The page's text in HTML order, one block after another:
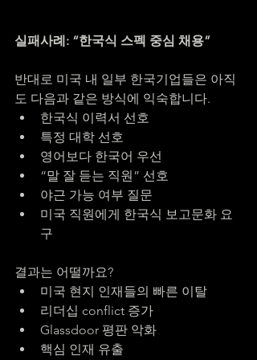
실패사례: “한국식 스펙 중심 채용”
반대로 미국 내 일부 한국기업들은 아직
도 다음과 같은 방식에 익숙합니다.
한국식 이력서 선호
특정 대학 선호
영어보다 한국어 우선
“말 잘 듣는 직원” 선호
야근 가능 여부 질문
미국 직원에게 한국식 보고문화 요
구
결과는 어떨까요?
미국 현지 인재들의 빠른 이탈
리더십 conflict 증가
Glassdoor 평판 악화
핵심 인재 유출